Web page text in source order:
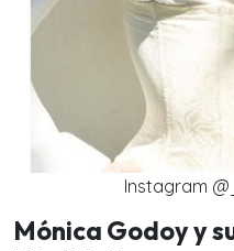
Instagram
Mónica Godoy y